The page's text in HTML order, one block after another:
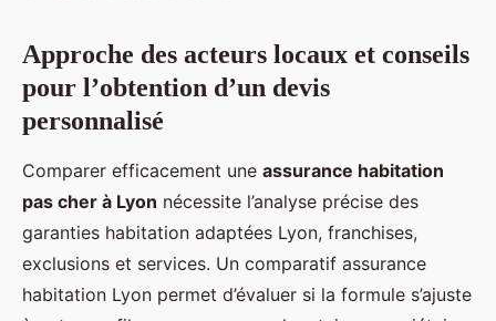
Approche des acteurs locaux et conseils
pour l’obtention d’un devis
personnalisé
Comparer efficacement une assurance habitation
pas cher à Lyon nécessite l’analyse précise des
garanties habitation adaptées Lyon, franchises,
exclusions et services. Un comparatif assurance
habitation Lyon permet d’évaluer si la formule s’ajuste